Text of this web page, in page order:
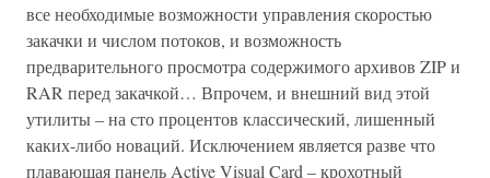
все необходимые возможности управления скоростью
закачки и числом потоков, и возможность
предварительного просмотра содержимого архивов ZIP и
RAR перед закачкой… Впрочем, и внешний вид этой
утилиты – на сто процентов классический, лишенный
каких-либо новаций. Исключением является разве что
плавающая панель Active Visual Card – крохотный